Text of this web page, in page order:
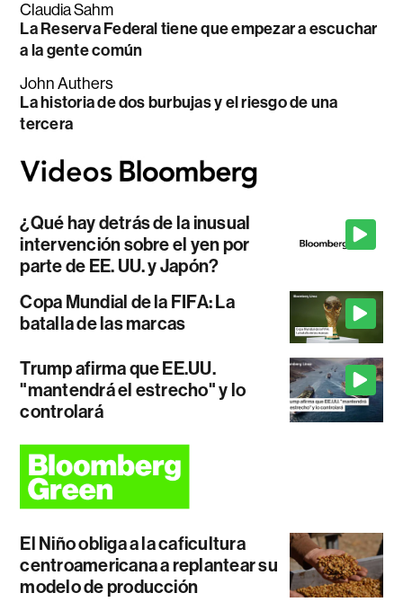
Claudia Sahm
La Reserva Federal tiene que empezar a escuchar
a la gente común
John Authers
La historia de dos burbujas y el riesgo de una
tercera
¿Qué hay detrás de la inusual
intervención sobre el yen por
parte de EE. UU. y Japón?
Copa Mundial de la FIFA: La
batalla de las marcas
Trump afirma que EE.UU.
"mantendrá el estrecho" y lo
controlará
El Niño obliga a la caficultura
centroamericana a replantear su
modelo de producción